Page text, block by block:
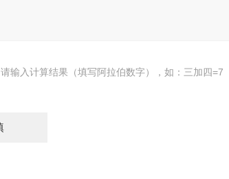
请输入计算结果（填写阿拉伯数字），如：三加四=7